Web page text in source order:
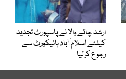
ارشد چائے والا نے پاسپورٹ تجدید
کیلئے اسلام آباد ہائیکورٹ سے
رجوع کرلیا